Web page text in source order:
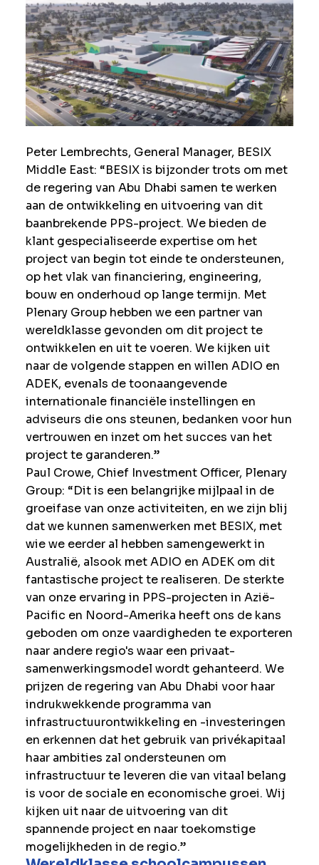
Peter Lembrechts, General Manager, BESIX
Middle East: “BESIX is bijzonder trots om met
de regering van Abu Dhabi samen te werken
aan de ontwikkeling en uitvoering van dit
baanbrekende PPS-project. We bieden de
klant gespecialiseerde expertise om het
project van begin tot einde te ondersteunen,
op het vlak van financiering, engineering,
bouw en onderhoud op lange termijn. Met
Plenary Group hebben we een partner van
wereldklasse gevonden om dit project te
ontwikkelen en uit te voeren. We kijken uit
naar de volgende stappen en willen ADIO en
ADEK, evenals de toonaangevende
internationale financiële instellingen en
adviseurs die ons steunen, bedanken voor hun
vertrouwen en inzet om het succes van het
project te garanderen.”
Paul Crowe, Chief Investment Officer, Plenary
Group: “Dit is een belangrijke mijlpaal in de
groeifase van onze activiteiten, en we zijn blij
dat we kunnen samenwerken met BESIX, met
wie we eerder al hebben samengewerkt in
Australië, alsook met ADIO en ADEK om dit
fantastische project te realiseren. De sterkte
van onze ervaring in PPS-projecten in Azië-
Pacific en Noord-Amerika heeft ons de kans
geboden om onze vaardigheden te exporteren
naar andere regio's waar een privaat-
samenwerkingsmodel wordt gehanteerd. We
prijzen de regering van Abu Dhabi voor haar
indrukwekkende programma van
infrastructuurontwikkeling en -investeringen
en erkennen dat het gebruik van privékapitaal
haar ambities zal ondersteunen om
infrastructuur te leveren die van vitaal belang
is voor de sociale en economische groei. Wij
kijken uit naar de uitvoering van dit
spannende project en naar toekomstige
mogelijkheden in de regio.”